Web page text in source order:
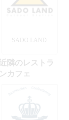
SADO LAND
近隣のレストラ
ンカフェ